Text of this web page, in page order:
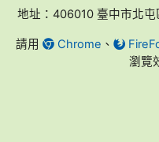
地址：406010 臺中市北
請用 Chrome 、
瀏覽